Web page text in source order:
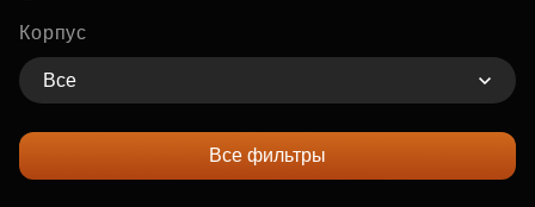
Корпус
Все
Все фильтры